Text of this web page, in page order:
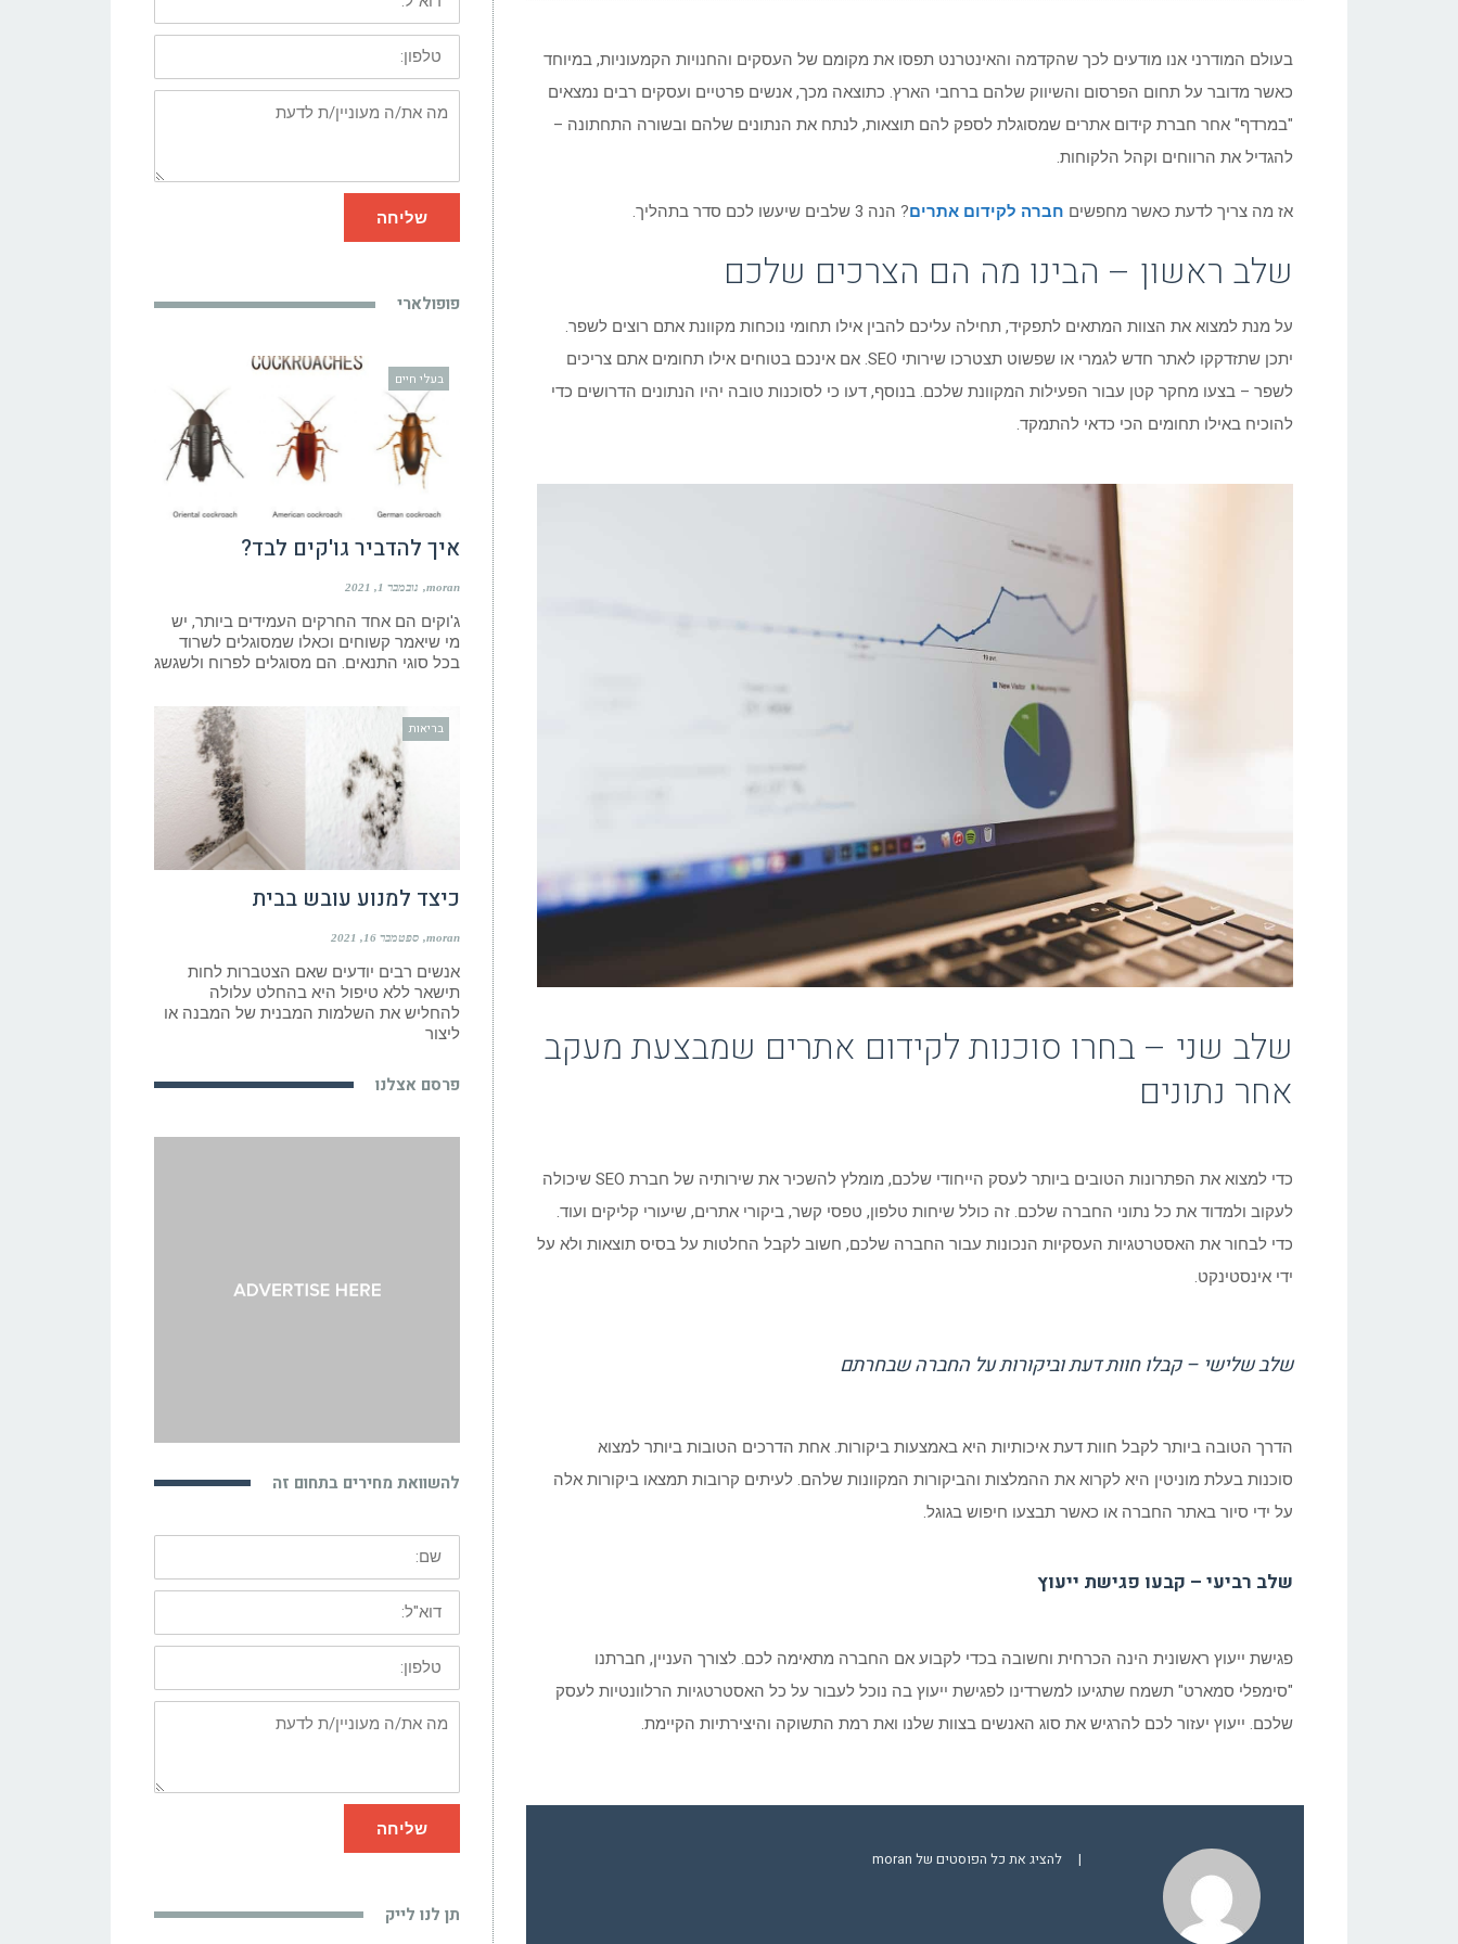
בעולם המודרני אנו מודעים לכך שהקדמה והאינטרנט תפסו את מקומם של העסקים והחנויות הקמעוניות, במיוחד
כאשר מדובר על תחום הפרסום והשיווק שלהם ברחבי הארץ. כתוצאה מכך, אנשים פרטיים ועסקים רבים נמצאים
"במרדף" אחר חברת קידום אתרים שמסוגלת לספק להם תוצאות, לנתח את הנתונים שלהם ובשורה התחתונה –
להגדיל את הרווחים וקהל הלקוחות.
אז מה צריך לדעת כאשר מחפשים חברה לקידום אתרים? הנה 3 שלבים שיעשו לכם סדר בתהליך.
שלב ראשון – הבינו מה הם הצרכים שלכם
על מנת למצוא את הצוות המתאים לתפקיד, תחילה עליכם להבין אילו תחומי נוכחות מקוונת אתם רוצים לשפר.
יתכן שתזדקקו לאתר חדש לגמרי או שפשוט תצטרכו שירותי SEO. אם אינכם בטוחים אילו תחומים אתם צריכים
לשפר – בצעו מחקר קטן עבור הפעילות המקוונת שלכם. בנוסף, דעו כי לסוכנות טובה יהיו הנתונים הדרושים כדי
להוכיח באילו תחומים הכי כדאי להתמקד.
שלב שני – בחרו סוכנות לקידום אתרים שמבצעת מעקב
אחר נתונים
כדי למצוא את הפתרונות הטובים ביותר לעסק הייחודי שלכם, מומלץ להשכיר את שירותיה של חברת SEO שיכולה
לעקוב ולמדוד את כל נתוני החברה שלכם. זה כולל שיחות טלפון, טפסי קשר, ביקורי אתרים, שיעורי קליקים ועוד.
כדי לבחור את האסטרטגיות העסקיות הנכונות עבור החברה שלכם, חשוב לקבל החלטות על בסיס תוצאות ולא על
ידי אינסטינקט.
שלב שלישי – קבלו חוות דעת וביקורות על החברה שבחרתם
הדרך הטובה ביותר לקבל חוות דעת איכותיות היא באמצעות ביקורות. אחת הדרכים הטובות ביותר למצוא
סוכנות בעלת מוניטין היא לקרוא את ההמלצות והביקורות המקוונות שלהם. לעיתים קרובות תמצאו ביקורות אלה
על ידי סיור באתר החברה או כאשר תבצעו חיפוש בגוגל.
שלב רביעי – קבעו פגישת ייעוץ
פגישת ייעוץ ראשונית הינה הכרחית וחשובה בכדי לקבוע אם החברה מתאימה לכם. לצורך העניין, חברתנו
"סימפלי סמארט" תשמח שתגיעו למשרדינו לפגישת ייעוץ בה נוכל לעבור על כל האסטרטגיות הרלוונטיות לעסק
שלכם. ייעוץ יעזור לכם להרגיש את סוג האנשים בצוות שלנו ואת רמת התשוקה והיצירתיות הקיימת.
| להציג את כל הפוסטים של moran
טלפון:
מה
את/ה
שליחה
פופולארי
בעלי חיים
איך להדביר גו'קים לבד?
moran נובמבר 1, 2021
ג'וקים הם אחד החרקים העמידים ביותר, יש
מי שיאמר קשוחים וכאלו שמסוגלים לשרוד
בכל סוגי התנאים. הם מסוגלים לפרוח ולשגשג
בריאות
כיצד למנוע עובש בבית
moran ספטמבר 16, 2021
אנשים רבים יודעים שאם הצטברות לחות
תישאר ללא טיפול היא בהחלט עלולה
להחליש את השלמות המבנית של המבנה או
ליצור
פרסם אצלנו
להשוואת מחירים בתחום זה
שם:
דוא"ל:
טלפון:
מה
את/ה
שליחה
תן לנו לייק